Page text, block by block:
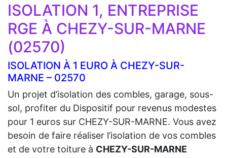
ISOLATION 1, ENTREPRISE
RGE À CHEZY-SUR-MARNE
(02570)
ISOLATION À 1 EURO À CHEZY-SUR-
MARNE – 02570
Un projet d’isolation des combles, garage, sous-
sol, profiter du Dispositif pour revenus modestes
pour 1 euros sur CHEZY-SUR-MARNE. Vous avez
besoin de faire réaliser l’isolation de vos combles
et de votre toiture à CHEZY-SUR-MARNE